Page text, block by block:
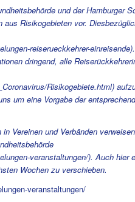
und der Hamburger
Risikogebieten vor.
reiserueckkehrer-einreisende
dringend, alle
Risikogebiete.html)
um eine Vorgabe der
Vereinen und Verbänden
veranstaltungen/). Auch hier
Wochen zu verschieben.
veranstaltungen/